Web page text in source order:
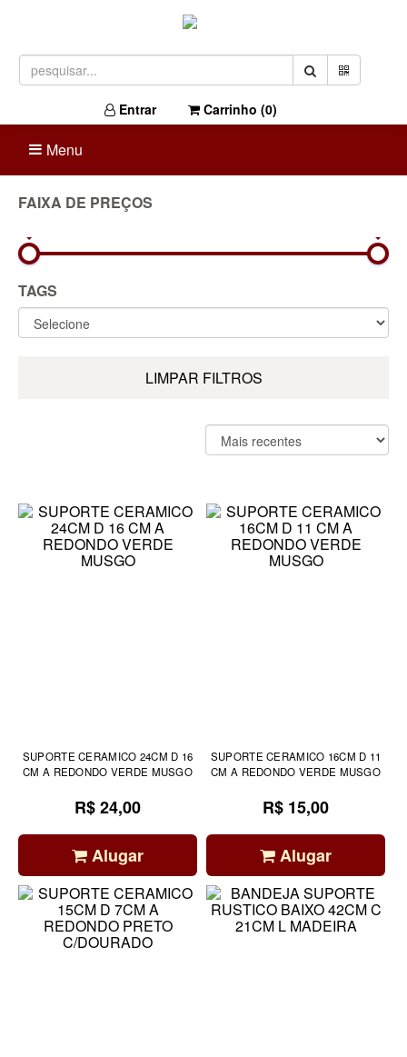
Entrar Carrinho (0)
Menu
FAIXA DE PREÇOS
TAGS
LIMPAR FILTROS
SUPORTE CERAMICO 24CM D 16
CM A REDONDO VERDE MUSGO
R$ 24,00
Alugar
SUPORTE CERAMICO 16CM D 11
CM A REDONDO VERDE MUSGO
R$ 15,00
Alugar